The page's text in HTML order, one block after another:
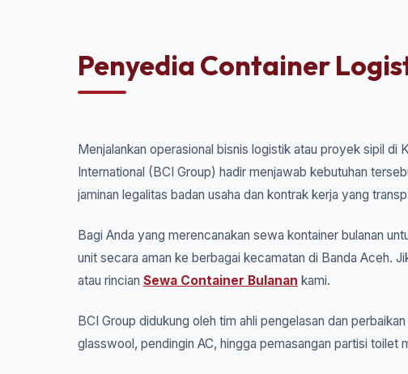
Penyedia Container
Menjalankan operasional bisnis logistik atau proyek sipil
International (BCI Group) hadir menjawab kebutuhan
jaminan legalitas badan usaha dan kontrak kerja yang
Bagi Anda yang merencanakan sewa kontainer bulanan
unit secara aman ke berbagai kecamatan di Banda Aceh.
atau rincian Sewa Container Bulanan kami.
BCI Group didukung oleh tim ahli pengelasan dan
glasswool, pendingin AC, hingga pemasangan partisi toilet